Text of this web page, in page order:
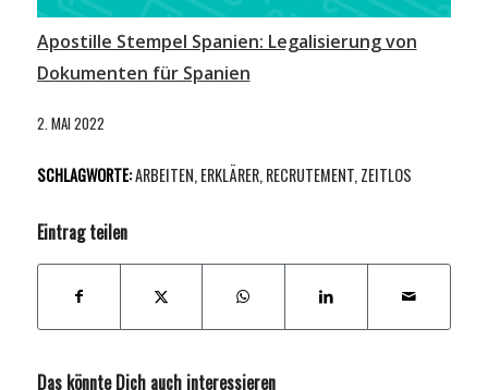
Apostille Stempel Spanien: Legalisierung von
Dokumenten für Spanien
2. MAI 2022
SCHLAGWORTE:ARBEITEN,ERKLÄRER,RECRUTEMENT,ZEITLOS
Eintrag teilen
Das könnte Dich auch interessieren